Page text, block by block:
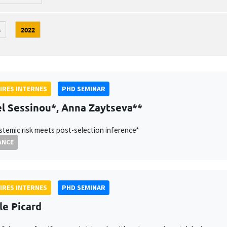
2022
INTERNES PHD SEMINAR
Sessinou*, Anna Zaytseva**
risk meets post-selection inference*
INTERNES PHD SEMINAR
Picard